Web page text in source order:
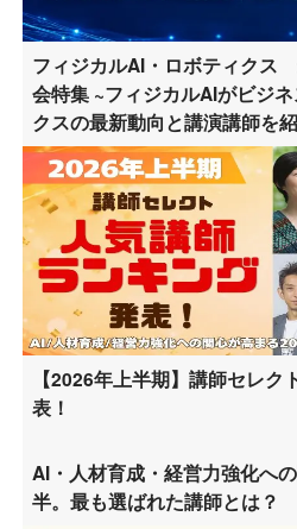
フィジカルAI・ロボティクス
会特集 ~フィジカルAIがビジ
クスの最新動向と講演講師を
【2026年上半期】講師セレ
表！
AI・人材育成・経営力強化へ
半。最も選ばれた講師とは？